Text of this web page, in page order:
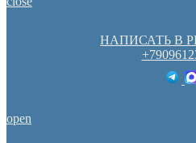
НАПИСАТЬ В
open